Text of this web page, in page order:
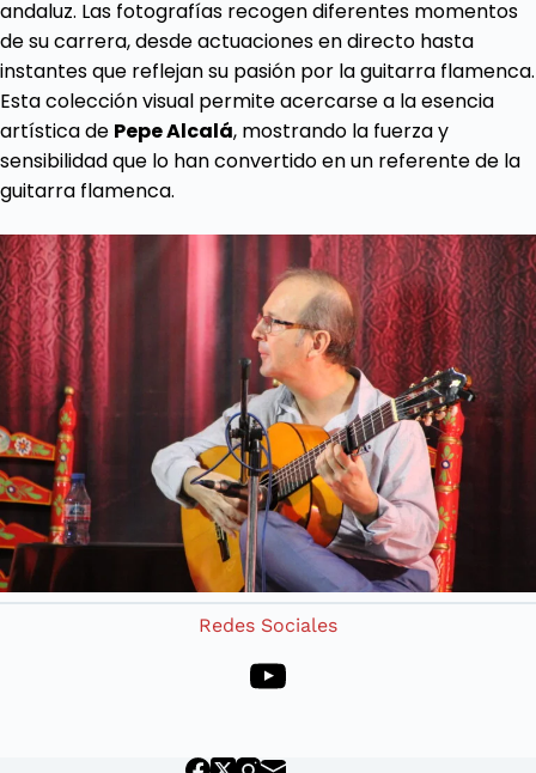
andaluz. Las fotografías recogen diferentes momentos
de su carrera, desde actuaciones en directo hasta
instantes que reflejan su pasión por la guitarra flamenca.
Esta colección visual permite acercarse a la esencia
artística de Pepe Alcalá, mostrando la fuerza y
sensibilidad que lo han convertido en un referente de la
guitarra flamenca.
Redes Sociales
YouTube